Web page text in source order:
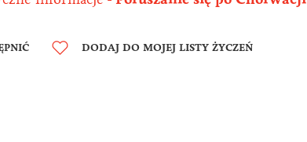
DODAJ DO MOJEJ LISTY ŻYCZEŃ